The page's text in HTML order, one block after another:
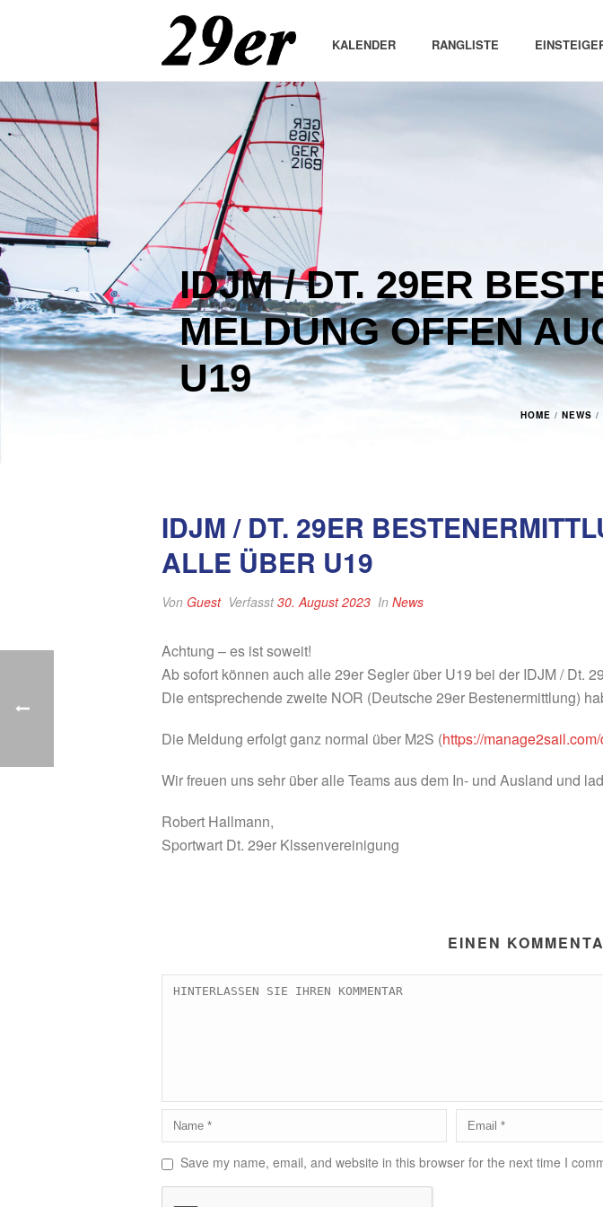
KALENDER RANGLISTE
IDJM / DT. 29ER
MELDUNG OFFEN
U19
HOME / NEWS /
IDJM / DT. 29ER
ALLE ÜBER U19
Von Guest Verfasst30. August 2023 In News
Achtung – es ist soweit!
Ab sofort können auch alle 29er Segler über U19 bei der IDJM / Dt.
Die entsprechende zweite NOR (Deutsche 29er Bestenermittlung)
Die Meldung erfolgt ganz normal über M2S (https://
Wir freuen uns sehr über alle Teams aus dem In- und Ausland und
Robert Hallmann,
Sportwart Dt. 29er Klssenvereinigung
EINEN
Save my name, email, and website in this browser for the next time I